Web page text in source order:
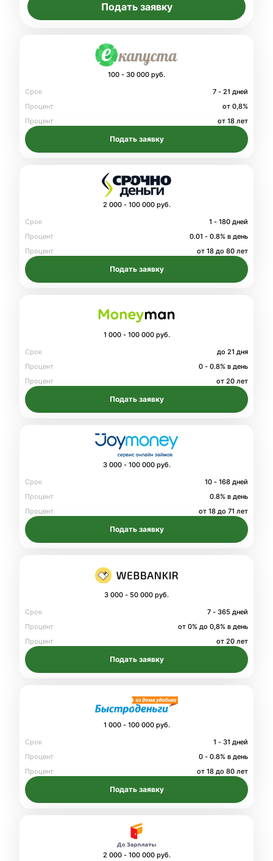
Подать заявку
100 - 30 000 руб.
Срок
7 - 21 дней
Процент
от 0,8%
Процент
от 18 лет
Подать заявку
2 000 - 100 000 руб.
Срок
1 - 180 дней
Процент
0.01 - 0.8% в день
Процент
от 18 до 80 лет
Подать заявку
1 000 - 100 000 руб.
Срок
до 21 дня
Процент
0 - 0.8% в день
Процент
от 20 лет
Подать заявку
3 000 - 100 000 руб.
Срок
10 - 168 дней
Процент
0.8% в день
Процент
от 18 до 71 лет
Подать заявку
3 000 - 50 000 руб.
Срок
7 - 365 дней
Процент
от 0% до 0,8% в день
Процент
от 20 лет
Подать заявку
1 000 - 100 000 руб.
Срок
1 - 31 дней
Процент
0 - 0.8% в день
Процент
от 18 до 80 лет
Подать заявку
2 000 - 100 000 руб.